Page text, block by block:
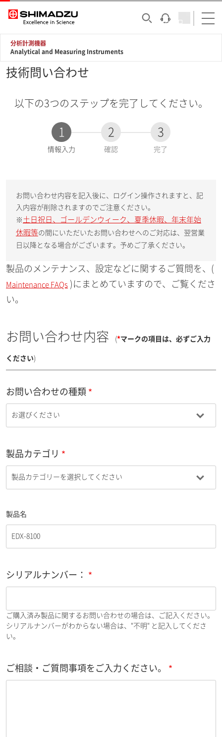
分析計測機器
Analytical and Measuring Instruments
技術問い合わせ
以下の3つのステップを完了してください。
1
現
情報入力
2
確認
3
完了
お問い合わせ内容を記入後に、ログイン操作されますと、記
入内容が削除されますのでご注意ください。
※ 土日祝日、ゴールデンウィーク、夏季休暇、年末年始
休暇等の間にいただいたお問い合わせへのご対応は、翌営業
日以降となる場合がございます。予めご了承ください。
製品のメンテナンス、設定などに関するご質問を、(
Maintenance FAQs )にまとめていますので、ご覧くださ
い。
お問い合わせ内容 (*マークの項目は、必ずご入力
ください)
お問い合わせの種類
製品カテゴリ
製品名
シリアルナンバー：
ご購入済み製品に関するお問い合わせの場合は、ご記入ください。
シリアルナンバーがわからない場合は、"不明" と記入してくださ
い。
ご相談・ご質問事項をご入力ください。